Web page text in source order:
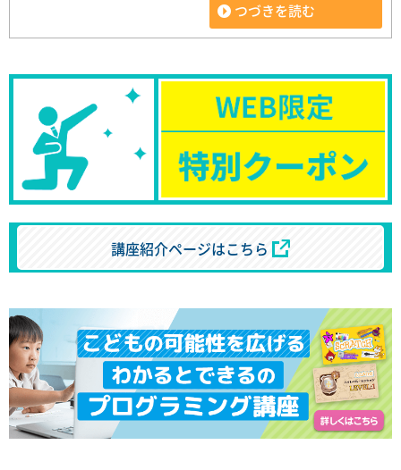
つづきを読む
講座紹介ページはこちら